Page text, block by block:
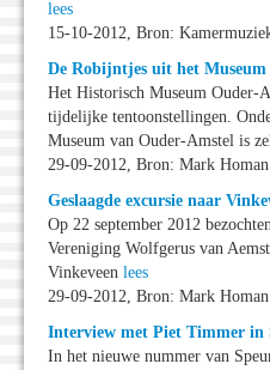
lees
15-10-2012, Bron:
De Robijntjes uit het
Het Historisch Museum Ouder-
tijdelijke tentoonstellingen.
Museum van Ouder-Amstel is
29-09-2012, Bron: Mark Homan
Geslaagde excursie naar
Op 22 september 2012
Vereniging Wolfgerus van
Vinkeveen lees
29-09-2012, Bron: Mark Homan
Interview met Piet Timmer in
In het nieuwe nummer van